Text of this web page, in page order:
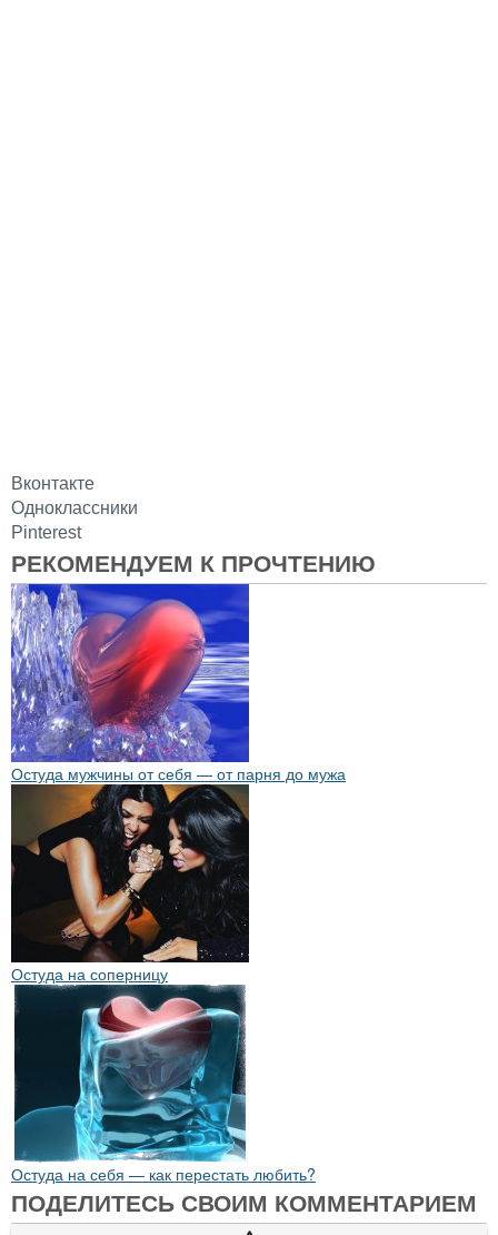
Вконтакте
Одноклассники
Pinterest
РЕКОМЕНДУЕМ К ПРОЧТЕНИЮ
Остуда мужчины от себя — от парня до мужа
Остуда на соперницу
Остуда на себя — как перестать любить?
ПОДЕЛИТЕСЬ СВОИМ КОММЕНТАРИЕМ